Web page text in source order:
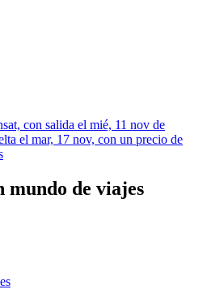
con salida el mié, 11 nov de
el mar, 17 nov, con un precio de
mundo de viajes